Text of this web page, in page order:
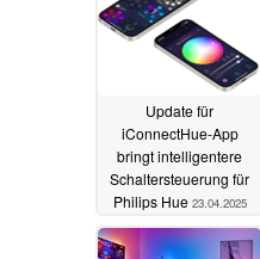
Update für
iConnectHue-App
bringt intelligentere
Schaltersteuerung für
Philips Hue 23.04.2025